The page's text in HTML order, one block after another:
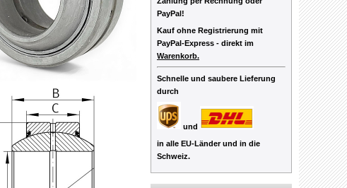
PayPal!
Kauf ohne Registrierung mit
PayPal-Express - direkt im
Warenkorb.
Schnelle und saubere Lieferung
durch
und
in alle EU-Länder und in die
Schweiz.